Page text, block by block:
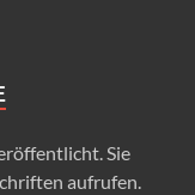
Sie
aufrufen.